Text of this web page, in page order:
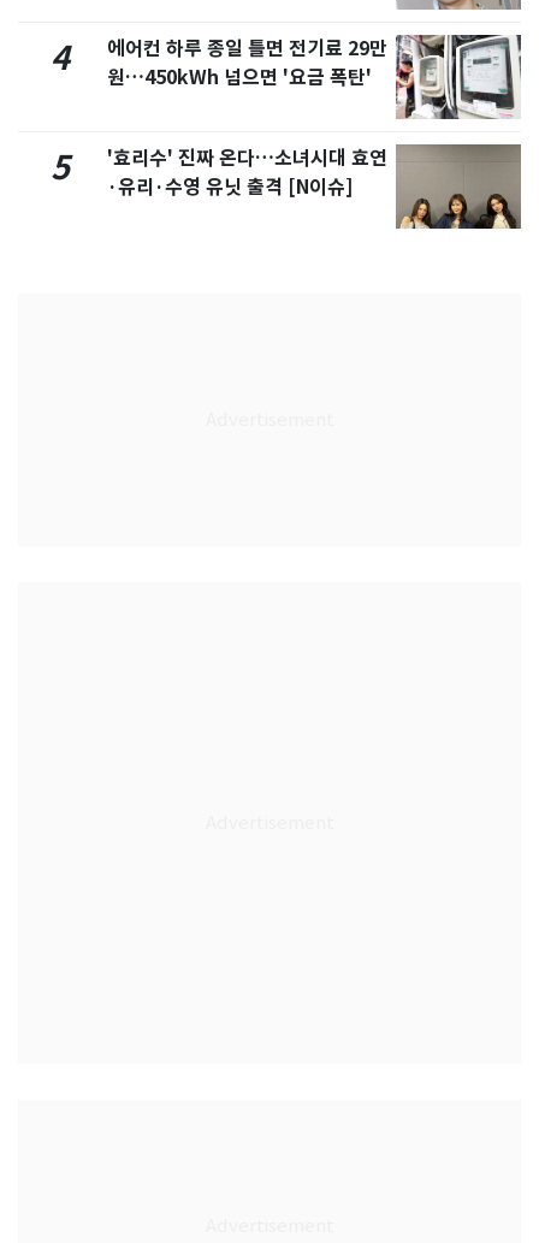
4
에어컨 하루 종일 틀면 전기료 29만
원…450kWh 넘으면 '요금 폭탄'
5
'효리수' 진짜 온다…소녀시대 효연
·유리·수영 유닛 출격 [N이슈]